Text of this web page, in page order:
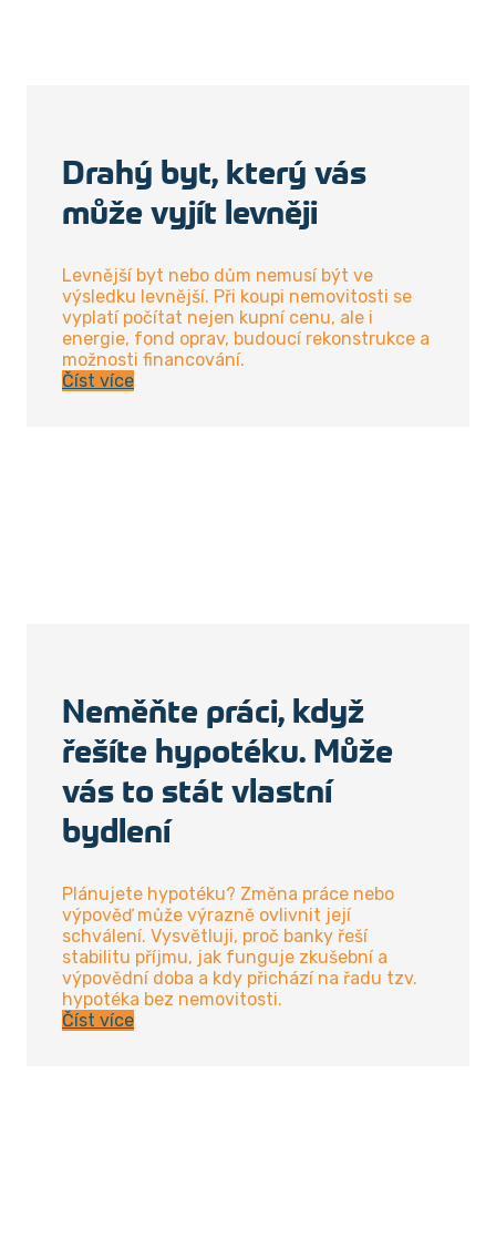
Drahý byt, který vás
může vyjít levněji
Levnější byt nebo dům nemusí být ve
výsledku levnější. Při koupi nemovitosti se
vyplatí počítat nejen kupní cenu, ale i
energie, fond oprav, budoucí rekonstrukce a
možnosti financování.
Číst více
Neměňte práci, když
řešíte hypotéku. Může
vás to stát vlastní
bydlení
Plánujete hypotéku? Změna práce nebo
výpověď může výrazně ovlivnit její
schválení. Vysvětluji, proč banky řeší
stabilitu příjmu, jak funguje zkušební a
výpovědní doba a kdy přichází na řadu tzv.
hypotéka bez nemovitosti.
Číst více